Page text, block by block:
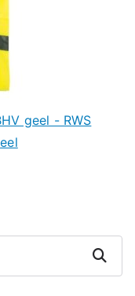
geel - RWS
Zoeken